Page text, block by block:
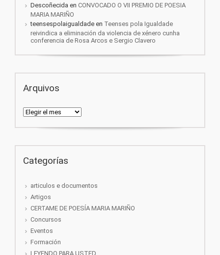
Descoñecida en CONVOCADO O VII PREMIO DE POESIA
MARIA MARIÑO
teensespolaigualdade en Teenses pola Igualdade
reivindica a eliminación da violencia de xénero cunha
conferencia de Rosa Arcos e Sergio Clavero
Arquivos
Arquivos
Categorías
articulos e documentos
Artigos
CERTAME DE POESÍA MARIA MARIÑO
Concursos
Eventos
Formación
LEYENDO PARA USTED